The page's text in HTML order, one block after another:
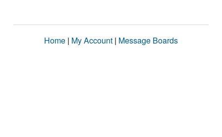
Home | My Account | Message Boards